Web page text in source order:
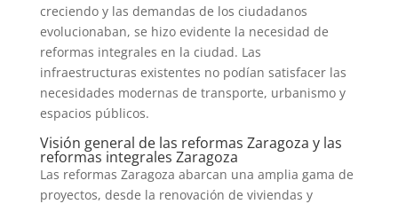
creciendo y las demandas de los ciudadanos
evolucionaban, se hizo evidente la necesidad de
reformas integrales en la ciudad. Las
infraestructuras existentes no podían satisfacer las
necesidades modernas de transporte, urbanismo y
espacios públicos.
Visión general de las reformas Zaragoza y las
reformas integrales Zaragoza
Las reformas Zaragoza abarcan una amplia gama de
proyectos, desde la renovación de viviendas y